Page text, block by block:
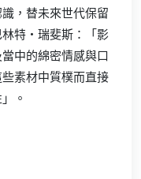
，替未來世代保留
特・瑞斐斯：「影
中的綿密情感與口
素材中質樸而直接
。